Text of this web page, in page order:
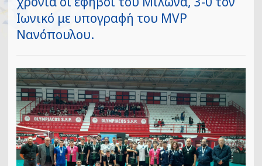
Ιωνικό με υπογραφή του MVP
Nανόπουλου.